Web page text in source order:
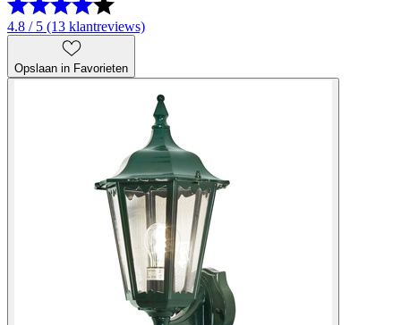
4.8 / 5 (13 klantreviews)
Opslaan in Favorieten